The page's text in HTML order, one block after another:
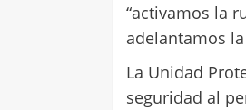
“activamos la
adelantamos
La Unidad
seguridad al